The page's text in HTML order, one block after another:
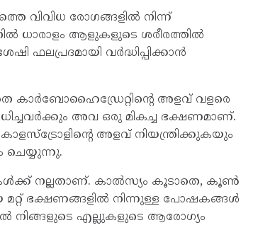
വിവിധ രോഗങ്ങളിൽ നിന്ന്
ധാരാളം ആളുകളുടെ ശരീരത്തിൽ
വർദ്ധിപ്പിക്കാൻ
കാർബോഹൈഡ്രേറ്റിന്റെ അളവ് വളരെ
അവ ഒരു മികച്ച ഭക്ഷണമാണ്.
അളവ് നിയന്ത്രിക്കുകയും
നല്ലതാണ്. കാൽസ്യം കൂടാതെ, കൂൺ
ഭക്ഷണങ്ങളിൽ നിന്നുള്ള പോഷകങ്ങൾ
നിങ്ങളുടെ എല്ലുകളുടെ ആരോഗ്യം